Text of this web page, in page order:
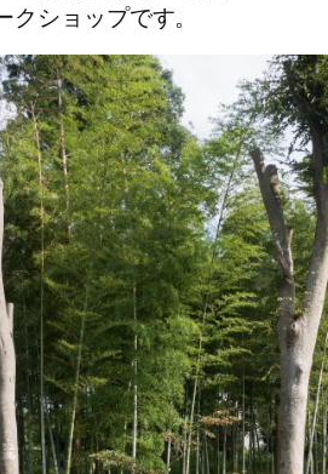
ショップです。